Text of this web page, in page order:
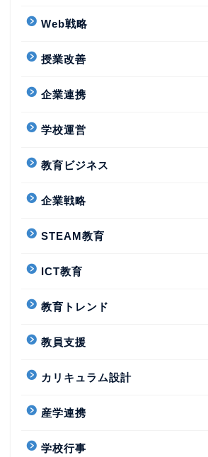
Web戦略
授業改善
企業連携
学校運営
教育ビジネス
企業戦略
STEAM教育
ICT教育
教育トレンド
教員支援
カリキュラム設計
産学連携
学校行事